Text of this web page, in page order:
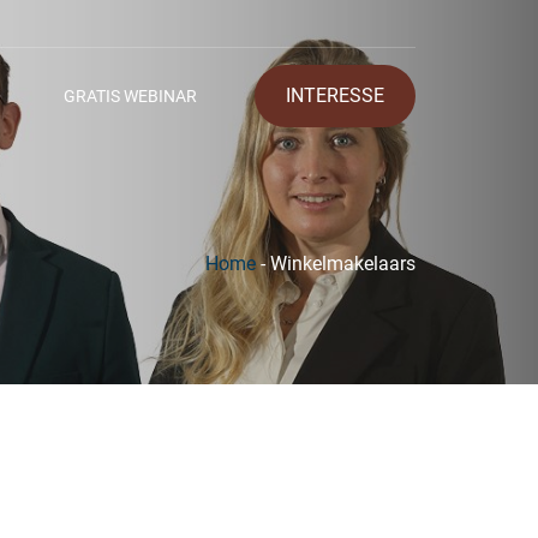
GRATIS WEBINAR INTERESSE
Home -Winkelmakelaars